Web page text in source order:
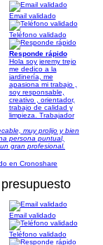
Email validado
Teléfono validado
Responde rápido
Hola soy jeremy trejo
me dedico a la
jardinería, me
apasiona mi trabajo ,
soy responsable,
creativo , orientador,
trabajo de calidad y
limpieza. Trabajador
muy prolijo y bien
persona puntual,
gran profesional.
en Cronoshare
Email validado
Teléfono validado